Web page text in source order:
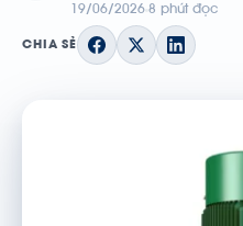
19/06/2026 8 phút đọc
CHIA SẺ